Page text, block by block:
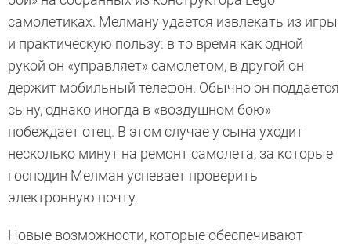
самолетиках. Мелману удается извлекать из игры
и практическую пользу: в то время как одной
рукой он «управляет» самолетом, в другой он
держит мобильный телефон. Обычно он поддается
сыну, однако иногда в «воздушном бою»
побеждает отец. В этом случае у сына уходит
несколько минут на ремонт самолета, за которые
господин Мелман успевает проверить
электронную почту.
Новые возможности, которые обеспечивают